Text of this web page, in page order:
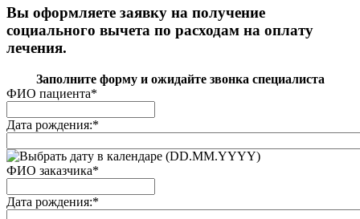
Вы оформляете заявку на получение
социального вычета по расходам на оплату
лечения.
Заполните форму и ожидайте звонка специалиста
ФИО пациента*
Дата рождения:*
(DD.MM.YYYY)
ФИО заказчика*
Дата рождения:*